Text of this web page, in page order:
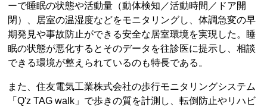
ーで睡眠の状態や活動量（動体検知／活動時間／ドア開
閉）、居室の温湿度などをモニタリングし、体調急変の早
期発見や事故防止ができる安全な居室環境を実現した。睡
眠の状態が悪化するとそのデータを往診医に提示し、相談
できる環境が整えられているのも特長である。
また、住友電気工業株式会社の歩行モニタリングシステム
「Q'z TAG walk」で歩きの質を計測し、転倒防止やリハビ